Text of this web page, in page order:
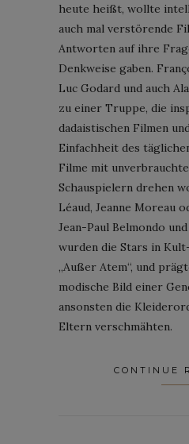
heute heißt, wollte
auch mal verstörende
Antworten auf ihre
Denkweise gaben.
Luc Godard und auch
zu einer Truppe, die
dadaistischen Filmen
Einfachheit des
Filme mit
Schauspielern drehen
Léaud, Jeanne Moreau
Jean-Paul Belmondo
wurden die Stars in
„Außer Atem“, und
modische Bild einer
ansonsten die
Eltern verschmähten.
CONTINUE